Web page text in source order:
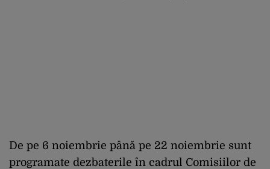
De pe 6 noiembrie până pe 22 noiembrie sunt
programate dezbaterile în cadrul Comisiilor de